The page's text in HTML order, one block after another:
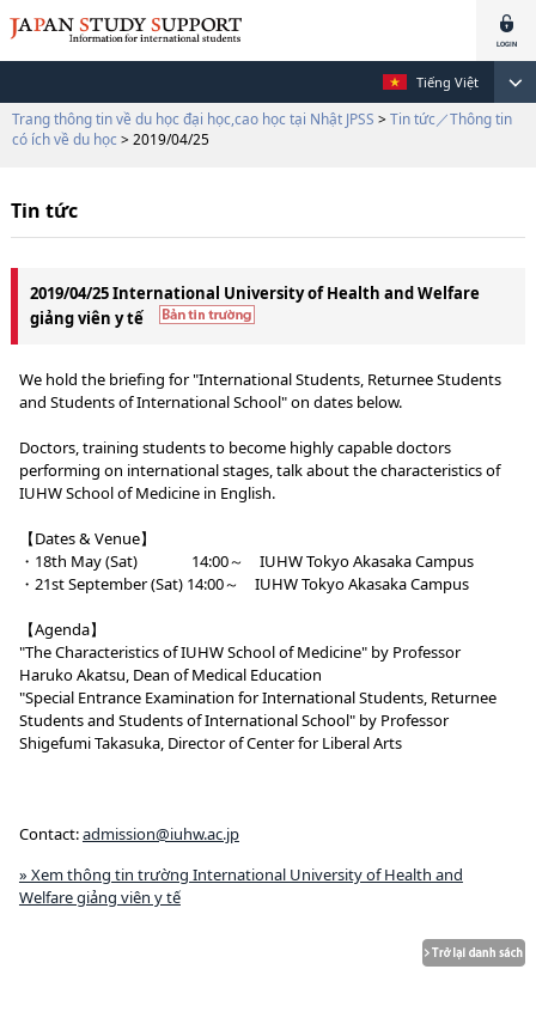
Tiếng Việt
Trang thông tin về du học đại học,cao học tại Nhật JPSS > Tin tức／Thông tin
có ích về du học > 2019/04/25
Tin tức
2019/04/25 International University of Health and Welfare
giảng viên y tế
We hold the briefing for "International Students, Returnee Students
and Students of International School" on dates below.
Doctors, training students to become highly capable doctors
performing on international stages, talk about the characteristics of
IUHW School of Medicine in English.
【Dates & Venue】
・18th May (Sat) 14:00～ IUHW Tokyo Akasaka Campus
・21st September (Sat) 14:00～ IUHW Tokyo Akasaka Campus
【Agenda】
"The Characteristics of IUHW School of Medicine" by Professor
Haruko Akatsu, Dean of Medical Education
"Special Entrance Examination for International Students, Returnee
Students and Students of International School" by Professor
Shigefumi Takasuka, Director of Center for Liberal Arts
Contact:admission@iuhw.ac.jp
» Xem thông tin trường International University of Health and
Welfare giảng viên y tế